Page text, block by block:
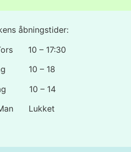
åbningstider:
10 – 17:30
10 – 18
10 – 14
Lukket